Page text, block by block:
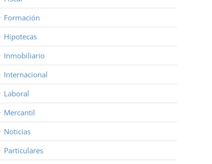
Formación
Hipotecas
Inmobiliario
Internacional
Laboral
Mercantil
Noticias
Particulares